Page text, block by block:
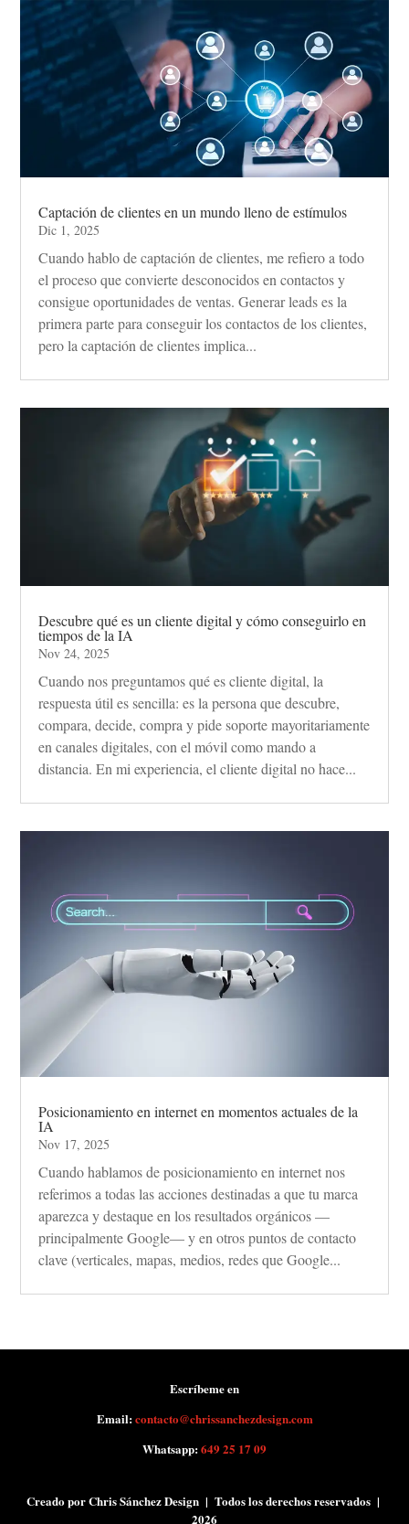
Captación de clientes en un mundo lleno de estímulos
Dic 1, 2025
Cuando hablo de captación de clientes, me refiero a todo
el proceso que convierte desconocidos en contactos y
consigue oportunidades de ventas. Generar leads es la
primera parte para conseguir los contactos de los clientes,
pero la captación de clientes implica...
Descubre qué es un cliente digital y cómo conseguirlo en
tiempos de la IA
Nov 24, 2025
Cuando nos preguntamos qué es cliente digital, la
respuesta útil es sencilla: es la persona que descubre,
compara, decide, compra y pide soporte mayoritariamente
en canales digitales, con el móvil como mando a
distancia. En mi experiencia, el cliente digital no hace...
Posicionamiento en internet en momentos actuales de la
IA
Nov 17, 2025
Cuando hablamos de posicionamiento en internet nos
referimos a todas las acciones destinadas a que tu marca
aparezca y destaque en los resultados orgánicos —
principalmente Google— y en otros puntos de contacto
clave (verticales, mapas, medios, redes que Google...
Creado por Chris Sánchez Design | Todos los derechos reservados |
2026
Escríbeme en
Email:contacto@chrissanchezdesign.com
Whatsapp:649 25 17 09